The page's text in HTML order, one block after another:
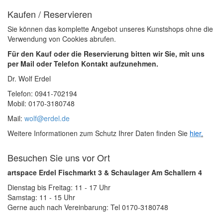
Kaufen / Reservieren
Sie können das komplette Angebot unseres Kunstshops ohne die
Verwendung von Cookies abrufen.
Für den Kauf oder die Reservierung bitten wir Sie, mit uns
per Mail oder Telefon Kontakt aufzunehmen.
Dr. Wolf Erdel
Telefon: 0941-702194
Mobil: 0170-3180748
Mail: wolf@erdel.de
Weitere Informationen zum Schutz Ihrer Daten finden Sie hier.
Besuchen Sie uns vor Ort
artspace Erdel Fischmarkt 3 & Schaulager Am Schallern 4
Dienstag bis Freitag: 11 - 17 Uhr
Samstag: 11 - 15 Uhr
Gerne auch nach Vereinbarung: Tel 0170-3180748